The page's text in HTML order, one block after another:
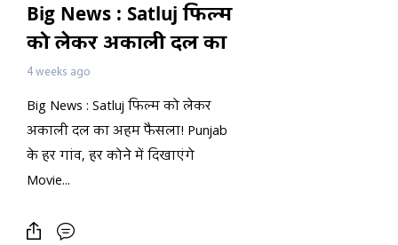
Big News : Satluj फिल्म
को लेकर अकाली दल का
अहम फैसला! Punjab के
हर गांव, हर कोने में
दिखाएंगे Movie...
4 weeks ago
Big News : Satluj फिल्म को लेकर
अकाली दल का अहम फैसला! Punjab
के हर गांव, हर कोने में दिखाएंगे
Movie...